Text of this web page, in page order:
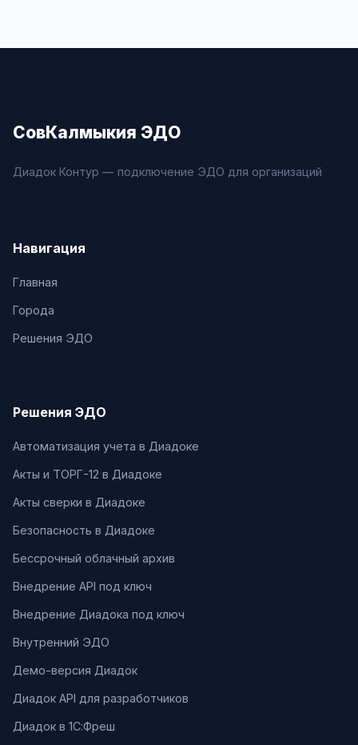
СовКалмыкия ЭДО
Диадок Контур — подключение ЭДО для организаций
Навигация
Главная
Города
Решения ЭДО
Решения ЭДО
Автоматизация учета в Диадоке
Акты и ТОРГ-12 в Диадоке
Акты сверки в Диадоке
Безопасность в Диадоке
Бессрочный облачный архив
Внедрение API под ключ
Внедрение Диадока под ключ
Внутренний ЭДО
Демо-версия Диадок
Диадок API для разработчиков
Диадок в 1С:Фреш